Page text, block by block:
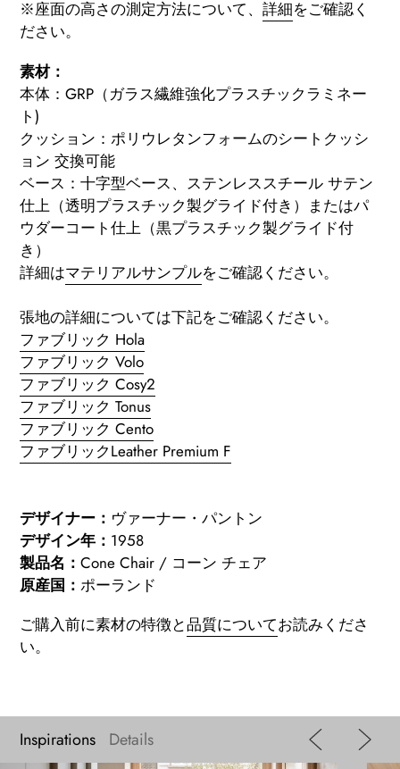
※座面の高さの測定方法について、 詳細をご確認く
ださい。
素材：
本体：GRP（ガラス繊維強化プラスチックラミネー
ト)
クッション：ポリウレタンフォームのシートクッシ
ョン 交換可能
ベース：十字型ベース、ステンレススチール サテン
仕上（透明プラスチック製グライド付き）またはパ
ウダーコート仕上（黒プラスチック製グライド付
き）
詳細はマテリアルサンプルをご確認ください。
張地の詳細については下記をご確認ください。
ファブリック Hola
ファブリック Volo
ファブリック Cosy2
ファブリック Tonus
ファブリック Cento
ファブリックLeather Premium F
デザイナー： ヴァーナー・パントン
デザイン年： 1958
製品名： Cone Chair / コーン チェア
原産国： ポーランド
ご購入前に素材の特徴と品質についてお読みくださ
い。
Inspirations Details